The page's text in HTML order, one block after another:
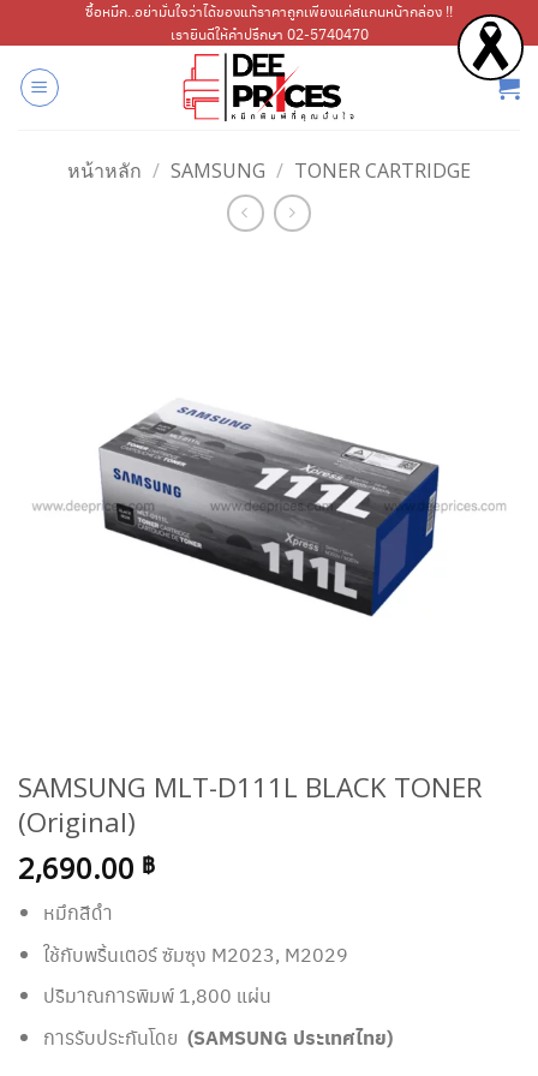
ไป
เนื้อหา
ซื้อหมึก..อย่ามั่นใจว่าได้ของแท้ราคาถูกเพียงแค่สแกนหน้ากล่อง !!
เรายินดีให้คำปรึกษา 02-5740470
หน้าหลัก / SAMSUNG / TONER CARTRIDGE
SAMSUNG MLT-D111L BLACK TONER
(Original)
2,690.00 ฿
หมึกสีดำ
ใช้กับพริ้นเตอร์ ซัมซุง M2023, M2029
ปริมาณการพิมพ์ 1,800 แผ่น
การรับประกันโดย (SAMSUNG ประเทศไทย)